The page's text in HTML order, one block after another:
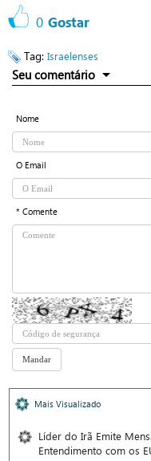
0 Gostar
Tag: Israelenses
Seu comentário
Nome
O Email
* Comente
Mais Visualizado
Líder do Irã Emite
Entendimento com os